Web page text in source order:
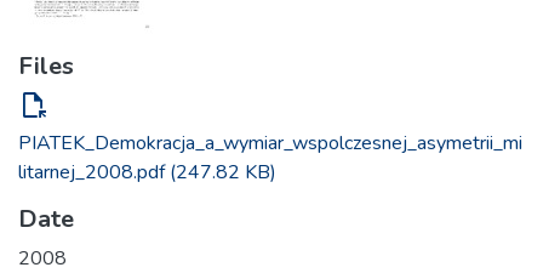
Files
file_open
PIATEK_Demokracja_a_wymiar_wspolczesnej_asymetrii_mi
litarnej_2008.pdf(247.82 KB)
Date
2008